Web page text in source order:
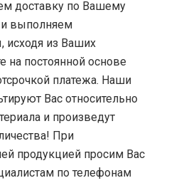
доставку по Вашему
выполняем
исходя из Ваших
на постоянной основе
платежа. Наши
Вас относительно
и произведут
При
продукцией просим Вас
по телефонам